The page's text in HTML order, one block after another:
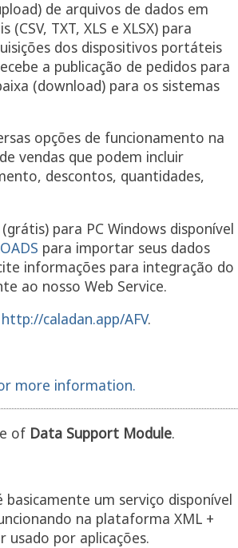
de arquivos de dados em
TXT, XLS e XLSX) para
dos dispositivos portáteis
a publicação de pedidos para
(download) para os sistemas
opções de funcionamento na
vendas que podem incluir
descontos, quantidades,
(grátis) para PC Windows disponível
para importar seus dados
informações para integração do
ao nosso Web Service.
http://caladan.app/AFV.
more information.
of Data Support Module.
basicamente um serviço disponível
na plataforma XML +
usado por aplicações.